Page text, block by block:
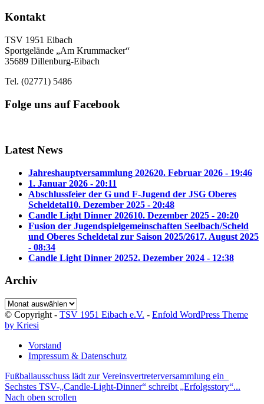
Kontakt
TSV 1951 Eibach
Sportgelände „Am Krummacker“
35689 Dillenburg-Eibach
Tel. (02771) 5486
Folge uns auf Facebook
Latest News
Jahreshauptversammlung 202620. Februar 2026 - 19:46
1. Januar 2026 - 20:11
Abschlussfeier der G und F-Jugend der JSG Oberes
Scheldetal10. Dezember 2025 - 20:48
Candle Light Dinner 202610. Dezember 2025 - 20:20
Fusion der Jugendspielgemeinschaften Seelbach/Scheld
und Oberes Scheldetal zur Saison 2025/2617. August 2025
- 08:34
Candle Light Dinner 20252. Dezember 2024 - 12:38
Archiv
Archiv
© Copyright - TSV 1951 Eibach e.V. - Enfold WordPress Theme
by Kriesi
Vorstand
Impressum & Datenschutz
Fußballausschuss lädt zur Vereinsvertreterversammlung ein
Sechstes TSV-„Candle-Light-Dinner“ schreibt „Erfolgsstory“...
Nach oben scrollen